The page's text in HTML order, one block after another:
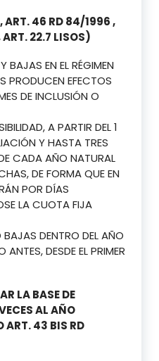
ART. 46 RD 84/1996 ,
22.7 LISOS)
BAJAS EN EL RÉGIMEN
PRODUCEN EFECTOS
DE INCLUSIÓN O
A PARTIR DEL 1
Y HASTA TRES
CADA AÑO NATURAL
DE FORMA QUE EN
POR DÍAS
LA CUOTA FIJA
BAJAS DENTRO DEL AÑO
DESDE EL PRIMER
LA BASE DE
AL AÑO
ART. 43 BIS RD